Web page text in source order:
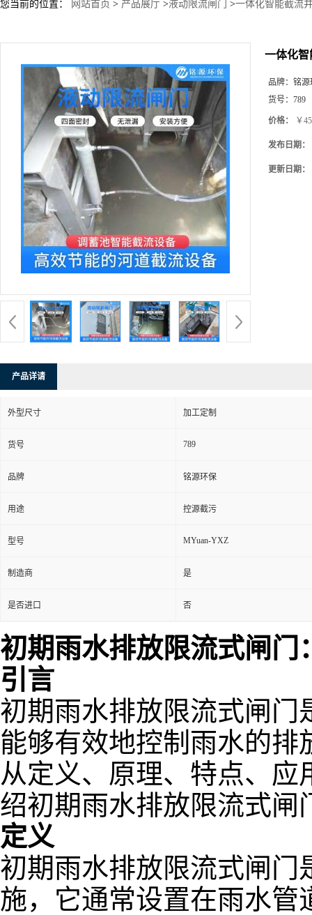
您当前的位置： 网站首页 > 产品展厅 >液动限流闸门 >一体化智能截流
一体化智
品牌： 铭源
货号： 789
价格： ￥
发布日期：
更新日期：
产品详请
外型尺寸 加工定制
货号 789
品牌 铭源环保
用途 控源截污
型号 MYuan-YXZ
制造商 是
是否进口 否
初期雨水排放限流式闸门
引言
初期雨水排放限流式闸门
能够有效地控制雨水的
从定义、原理、特点、
绍初期雨水排放限流式闸
定义
初期雨水排放限流式闸门
施，它通常设置在雨水管